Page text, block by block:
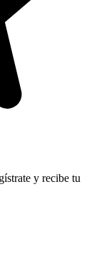
y recibe tu